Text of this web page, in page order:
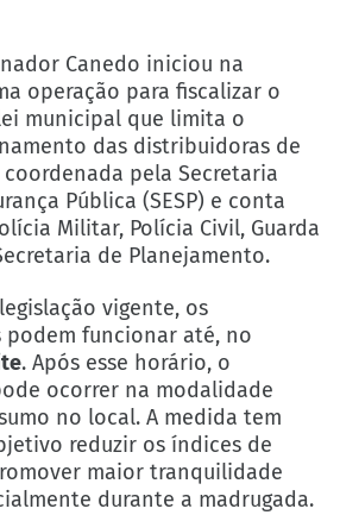
Canedo iniciou na
operação para fiscalizar o
municipal que limita o
das distribuidoras de
coordenada pela Secretaria
Pública (SESP) e conta
Militar, Polícia Civil, Guarda
de Planejamento.
vigente, os
podem funcionar até, no
. Após esse horário, o
ocorrer na modalidade
no local. A medida tem
reduzir os índices de
maior tranquilidade
durante a madrugada.